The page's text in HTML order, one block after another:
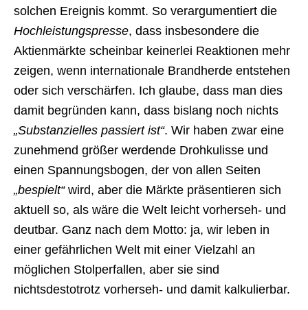
solchen Ereignis kommt. So verargumentiert die
Hochleistungspresse, dass insbesondere die
Aktienmärkte scheinbar keinerlei Reaktionen mehr
zeigen, wenn internationale Brandherde entstehen
oder sich verschärfen. Ich glaube, dass man dies
damit begründen kann, dass bislang noch nichts
„Substanzielles passiert ist“. Wir haben zwar eine
zunehmend größer werdende Drohkulisse und
einen Spannungsbogen, der von allen Seiten
„bespielt“wird, aber die Märkte präsentieren sich
aktuell so, als wäre die Welt leicht vorherseh- und
deutbar. Ganz nach dem Motto: ja, wir leben in
einer gefährlichen Welt mit einer Vielzahl an
möglichen Stolperfallen, aber sie sind
nichtsdestotrotz vorherseh- und damit kalkulierbar.